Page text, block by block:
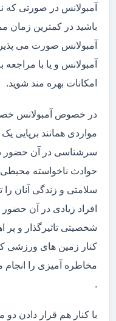
آمبولانس در صورتی که
باشید در کمترین زمان
آمبولانس صورت می
آمبولانس و یا با
امکانات بهره مند شوید.
در خصوص آمبولانس
مواردی همانند برپایی
سرشناسی در آن حضور
حوادث ناخواسته
سلامتی و زندگی آنان را
افراد زیادی در آن حضور
شخصیتی تاثیرگذار و پر
کنار زمین های ورزشی
مخاطره آمیزی را
.
با کنار هم قرار دادن